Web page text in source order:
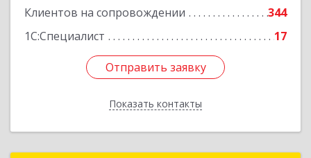
Клиентов на сопровождении
344
1С:Специалист
17
Отправить заявку
Показать контакты
Подробнее
Отправить заявку
Назад